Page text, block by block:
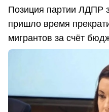
Позиция партии ЛДПР
пришло время
мигрантов за счёт